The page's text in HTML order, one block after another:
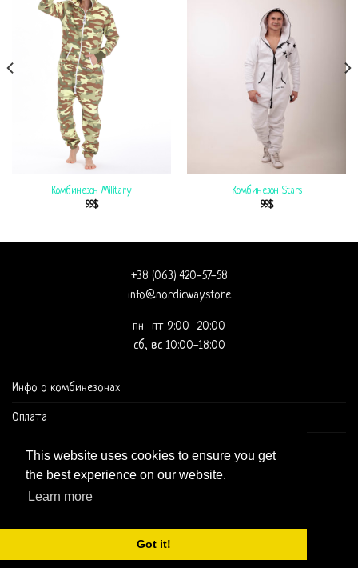
This website uses cookies to ensure you get
the best experience on our website.
Learn more
Got it!
Комбинезон Military
99$
Комбинезон Stars
99$
+38 (063) 420-57-58
info@nordicway.store
пн–пт 9:00–20:00
сб, вс 10:00-18:00
Инфо о комбинезонах
Оплата
Доставка и оформление заказа
Copyright 2026 ©